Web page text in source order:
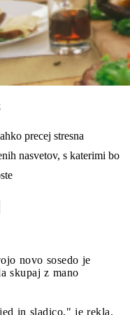
precej stresna
nasvetov, s katerimi bo
novo sosedo je
skupaj z mano
in sladico," je rekla.